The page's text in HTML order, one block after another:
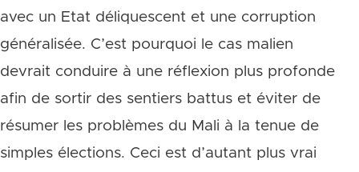
avec un Etat déliquescent et une corruption
généralisée. C’est pourquoi le cas malien
devrait conduire à une réflexion plus profonde
afin de sortir des sentiers battus et éviter de
résumer les problèmes du Mali à la tenue de
simples élections. Ceci est d’autant plus vrai